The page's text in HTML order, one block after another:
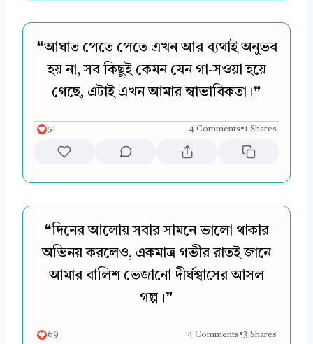
❝আঘাত পেতে পেতে এখন আর ব্যথাই অনুভব
হয় না, সব কিছুই কেমন যেন গা-সওয়া হয়ে
গেছে, এটাই এখন আমার স্বাভাবিকতা।❞
51 4 Comments•1 Shares
❝দিনের আলোয় সবার সামনে ভালো থাকার
অভিনয় করলেও, একমাত্র গভীর রাতই জানে
আমার বালিশ ভেজানো দীর্ঘশ্বাসের আসল
গল্প।❞
69 4 Comments•3 Shares